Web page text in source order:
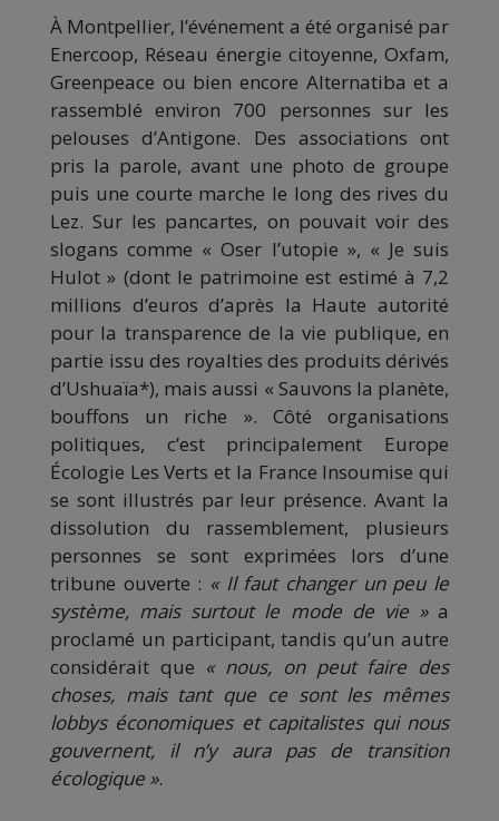
À Montpellier, l’événement a été organisé par
Enercoop, Réseau énergie citoyenne, Oxfam,
Greenpeace ou bien encore Alternatiba et a
rassemblé environ 700 personnes sur les
pelouses d’Antigone. Des associations ont
pris la parole, avant une photo de groupe
puis une courte marche le long des rives du
Lez. Sur les pancartes, on pouvait voir des
slogans comme « Oser l’utopie », « Je suis
Hulot » (dont le patrimoine est estimé à 7,2
millions d’euros d’après la Haute autorité
pour la transparence de la vie publique, en
partie issu des royalties des produits dérivés
d’Ushuaïa*), mais aussi « Sauvons la planète,
bouffons un riche ». Côté organisations
politiques, c’est principalement Europe
Écologie Les Verts et la France Insoumise qui
se sont illustrés par leur présence. Avant la
dissolution du rassemblement, plusieurs
personnes se sont exprimées lors d’une
tribune ouverte : « Il faut changer un peu le
système, mais surtout le mode de vie »a
proclamé un participant, tandis qu’un autre
considérait que « nous, on peut faire des
choses, mais tant que ce sont les mêmes
lobbys économiques et capitalistes qui nous
gouvernent, il n’y aura pas de transition
écologique ».